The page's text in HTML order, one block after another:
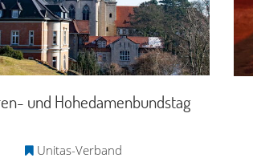
und Hohedamenbundstag
Unitas-Verband